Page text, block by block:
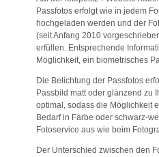
Passfotos erfolgt wie in jedem
hochgeladen werden und der
(seit Anfang 2010
erfüllen. Entsprechende
Möglichkeit, ein biometrisches
Die Belichtung der Passfotos
Passbild matt oder glänzend zu
optimal, sodass die Möglichkeit
Bedarf in Farbe oder schwarz-
Fotoservice aus wie beim
Der Unterschied zwischen den